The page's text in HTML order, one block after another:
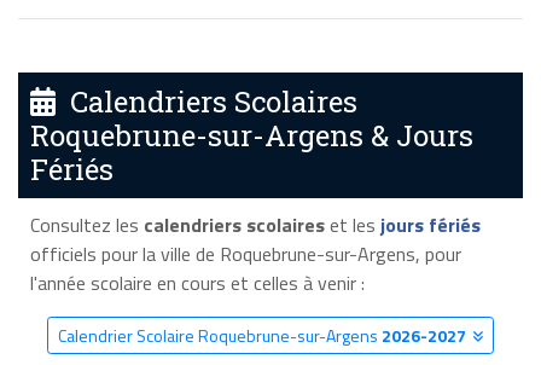
Calendriers Scolaires
Roquebrune-sur-Argens & Jours
Fériés
Consultez les calendriers scolaireset les jours fériés
officiels pour la ville de Roquebrune-sur-Argens, pour
l'année scolaire en cours et celles à venir :
Calendrier Scolaire Roquebrune-sur-Argens 2026-2027